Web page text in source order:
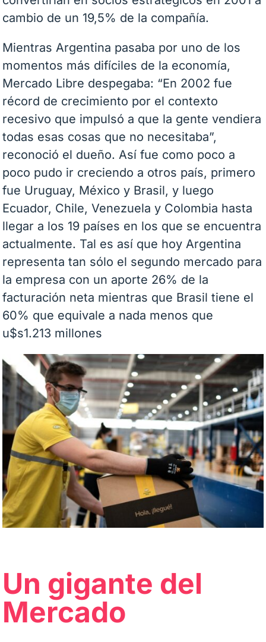
cambio de un 19,5% de la compañía.
Mientras Argentina pasaba por uno de los
momentos más difíciles de la economía,
Mercado Libre despegaba: “En 2002 fue
récord de crecimiento por el contexto
recesivo que impulsó a que la gente vendiera
todas esas cosas que no necesitaba”,
reconoció el dueño. Así fue como poco a
poco pudo ir creciendo a otros país, primero
fue Uruguay, México y Brasil, y luego
Ecuador, Chile, Venezuela y Colombia hasta
llegar a los 19 países en los que se encuentra
actualmente. Tal es así que hoy Argentina
representa tan sólo el segundo mercado para
la empresa con un aporte 26% de la
facturación neta mientras que Brasil tiene el
60% que equivale a nada menos que
u$s1.213 millones
Un gigante del
Mercado